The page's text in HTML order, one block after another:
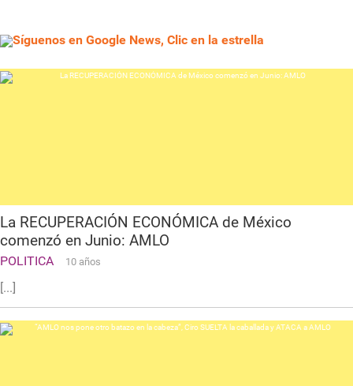
Síguenos en Google News, Clic en la estrella
La RECUPERACIÓN ECONÓMICA de México
comenzó en Junio: AMLO
POLITICA 10 años
[...]